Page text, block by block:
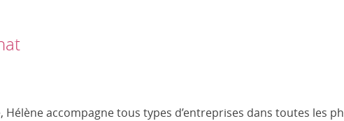
Hélène accompagne tous types d’entreprises dans toutes les